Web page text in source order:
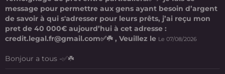
message pour permettre aux gens ayant besoin d’argent
de savoir à qui s'adresser pour leurs prêts, j’ai reçu mon
pret de 40 000€ aujourd’hui à cet adresse :
credit.legal.fr@gmail.com✅☘️ , Veuillez le Le 07/08/2026
Bonjour a tous -✅☘️